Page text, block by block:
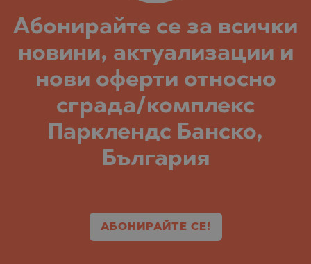
Абонирайте се за всички
новини, актуализации и
нови оферти относно
сграда/комплекс
Парклендс Банско,
България
АБОНИРАЙТЕ СЕ!